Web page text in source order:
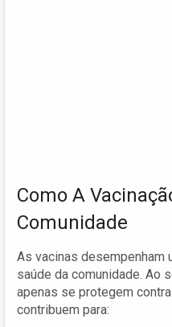
Como A
Comunidade
As vacinas desempenham
saúde da comunidade. Ao
apenas se protegem
contribuem para: